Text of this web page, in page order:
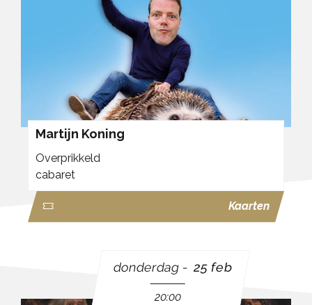
Martijn Koning
Overprikkeld
cabaret
Kaarten
donderdag 25 feb
20:00